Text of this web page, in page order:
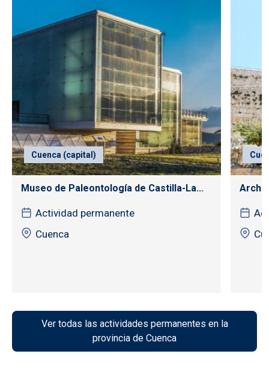
Cuenca (capital)
Museo de Paleontología de Castilla-La...
Actividad permanente
Cuenca
Ver todas las actividades permanentes en la
provincia de Cuenca